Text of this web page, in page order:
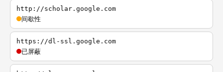
http://scholar.google.com
间歇性
https://dl-ssl.google.com
已屏蔽